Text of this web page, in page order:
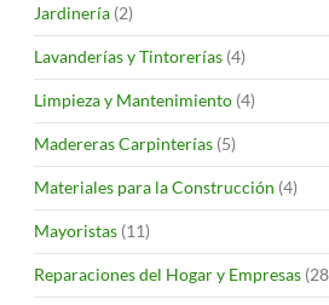
Jardinería (2)
Lavanderías y Tintorerías (4)
Limpieza y Mantenimiento (4)
Madereras Carpinterías (5)
Materiales para la Construcción (4)
Mayoristas (11)
Reparaciones del Hogar y Empresas